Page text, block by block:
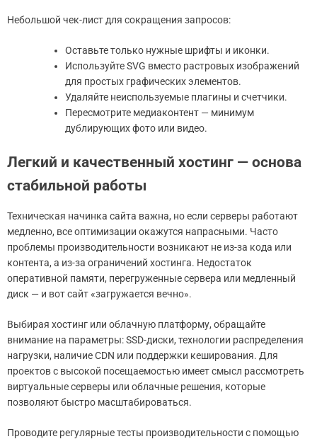
Небольшой чек-лист для сокращения запросов:
Оставьте только нужные шрифты и иконки.
Используйте SVG вместо растровых изображений
для простых графических элементов.
Удаляйте неиспользуемые плагины и счетчики.
Пересмотрите медиаконтент — минимум
дублирующих фото или видео.
Легкий и качественный хостинг — основа
стабильной работы
Техническая начинка сайта важна, но если серверы работают
медленно, все оптимизации окажутся напрасными. Часто
проблемы производительности возникают не из-за кода или
контента, а из-за ограничений хостинга. Недостаток
оперативной памяти, перегруженные сервера или медленный
диск — и вот сайт «загружается вечно».
Выбирая хостинг или облачную платформу, обращайте
внимание на параметры: SSD-диски, технологии распределения
нагрузки, наличие CDN или поддержки кеширования. Для
проектов с высокой посещаемостью имеет смысл рассмотреть
виртуальные серверы или облачные решения, которые
позволяют быстро масштабироваться.
Проводите регулярные тесты производительности с помощью